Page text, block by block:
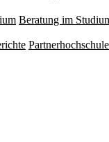
Beratung im